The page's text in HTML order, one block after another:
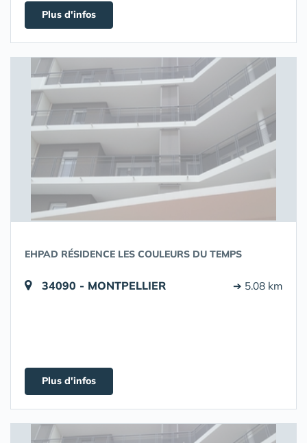
Plus d'infos
EHPAD RÉSIDENCE LES COULEURS DU TEMPS
34090 - MONTPELLIER ➔ 5.08 km
Plus d'infos